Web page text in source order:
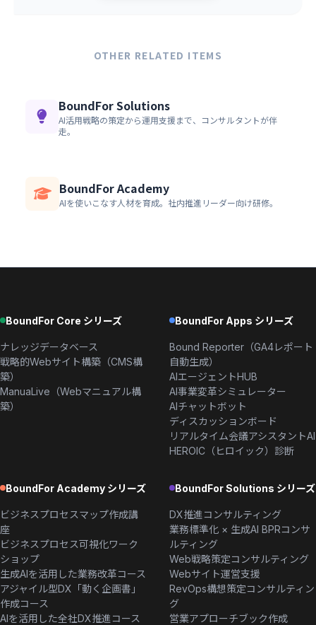
OTHER RELATED ITEMS
BoundFor Solutions
AI活用戦略の策定から運用支援まで、コンサルタントが伴
走。
BoundFor Academy
AIを使いこなす人材を育成。社内推進リーダー向け研修。
BoundFor Core シリーズ
ナレッジデータベース
戦略的Webサイト構築（CMS構
築）
ManuaLive（Webマニュアル構
築）
BoundFor Apps シリーズ
Bound Reporter（GA4レポート
自動生成）
AIエージェントHUB
AI事業変革シミュレーター
AIチャットボット
ディスカッションボード
リアルタイム会議アシスタントAI
HEROIC（ヒロイック）診断
BoundFor Academy シリーズ
ビジネスプロセスマップ作成講
座
ビジネスプロセス可視化ワーク
ショップ
生成AIを活用した業務改革コース
アジャイル型DX「動く企画書」
作成コース
AIを活用した全社DX推進コース
BoundFor Solutions シリーズ
DX推進コンサルティング
業務標準化 × 生成AI BPRコンサ
ルティング
Web戦略策定コンサルティング
Webサイト運営支援
RevOps構想策定コンサルティン
グ
営業アプローチブック作成